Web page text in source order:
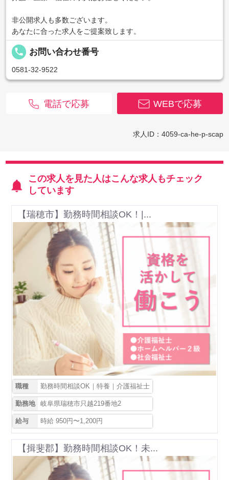
非公開求人も多数ございます。
あなたに合った求人をご提案致します。
local_phone お問い合わせ番号
0581-32-9522
WEBで応募
電話で応募
求人ID：4059-ca-he-p-scap
この求人を見た人はこんな求人もチェック
しています
【瑞穂市】勤務時間相談OK！|...
職種 勤務時間相談OK｜特養｜介護福祉士
勤務地 岐阜県瑞穂市只越219番地2
給与 時給 950円〜1,200円
【揖斐郡】勤務時間相談OK！未...